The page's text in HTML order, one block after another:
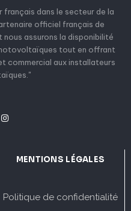
français dans le secteur de la
officiel français de
assurons la disponibilité
tout en offrant
commercial aux installateurs
MENTIONS LÉGALES
Politique de confidentialité